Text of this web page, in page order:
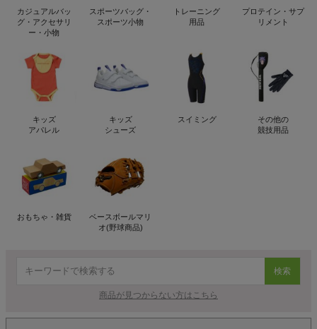
カジュアルバッ
グ・アクセサリ
ー・小物
スポーツバッグ・
スポーツ小物
トレーニング
用品
プロテイン・サプ
リメント
キッズ
アパレル
キッズ
シューズ
スイミング
その他の
競技用品
おもちゃ・雑貨
ベースボールマリ
オ(野球商品)
検索
商品が見つからない方はこちら